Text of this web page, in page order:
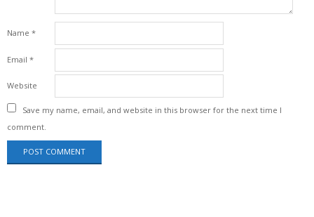
Name *
Email *
Website
Save my name, email, and website in this browser for the next time I
comment.